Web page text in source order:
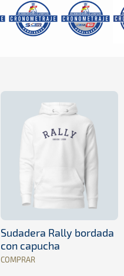
Sudadera Rally bordada
con capucha
COMPRAR